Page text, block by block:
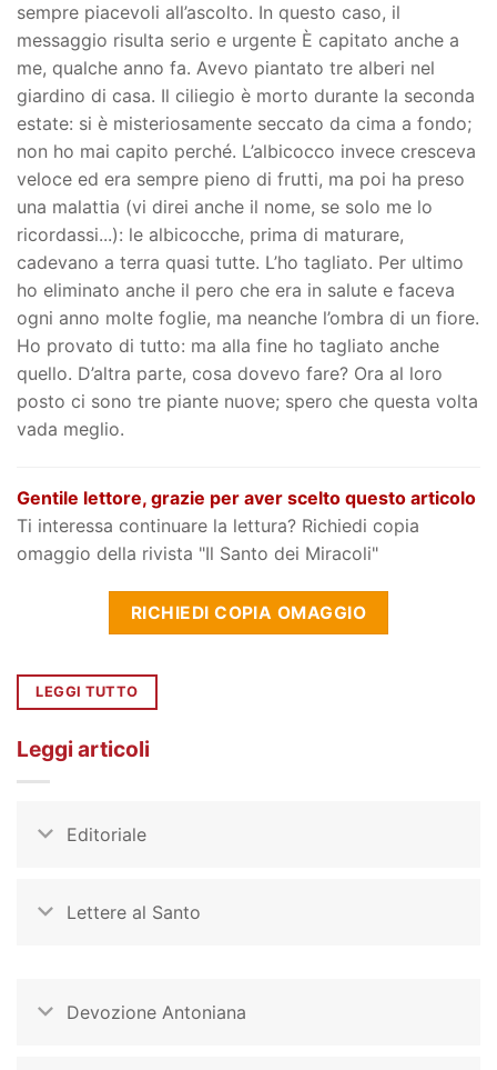
sempre piacevoli all’ascolto. In questo caso, il
messaggio risulta serio e urgente È capitato anche a
me, qualche anno fa. Avevo piantato tre alberi nel
giardino di casa. Il ciliegio è morto durante la seconda
estate: si è misteriosamente seccato da cima a fondo;
non ho mai capito perché. L’albicocco invece cresceva
veloce ed era sempre pieno di frutti, ma poi ha preso
una malattia (vi direi anche il nome, se solo me lo
ricordassi...): le albicocche, prima di maturare,
cadevano a terra quasi tutte. L’ho tagliato. Per ultimo
ho eliminato anche il pero che era in salute e faceva
ogni anno molte foglie, ma neanche l’ombra di un fiore.
Ho provato di tutto: ma alla fine ho tagliato anche
quello. D’altra parte, cosa dovevo fare? Ora al loro
posto ci sono tre piante nuove; spero che questa volta
vada meglio.
Gentile lettore, grazie per aver scelto questo articolo
Ti interessa continuare la lettura? Richiedi copia
omaggio della rivista "Il Santo dei Miracoli"
RICHIEDI COPIA OMAGGIO
LEGGI TUTTO
Leggi articoli
Editoriale
Lettere al Santo
Devozione Antoniana